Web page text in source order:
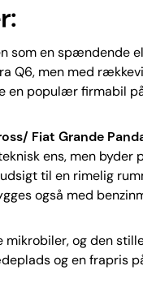
som en spændende
Q6, men med
en populær firmabil
Fiat Grande
ens, men byder
til en rimelig
også med
og den
og en frapris